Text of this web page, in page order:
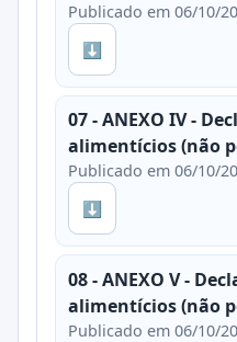
Publicado em 06/10/
⬇
07 - ANEXO IV -
alimentícios (não
Publicado em 06/10/
⬇
08 - ANEXO V -
alimentícios (não
Publicado em 06/10/